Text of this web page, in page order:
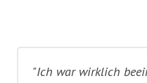
"Ich war wirklich